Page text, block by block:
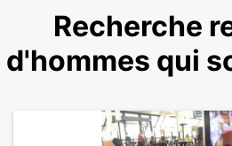
Recherche
d'hommes qui